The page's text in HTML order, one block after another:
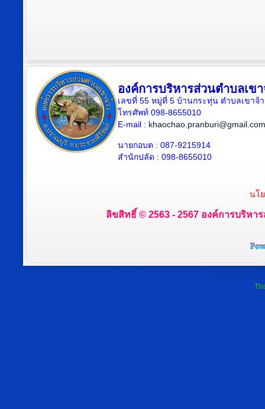
องค์การบริหารส่วนตำบลเข
เลขที่ 55 หมู่ที่ 5 บ้านกระทุ่น ตำบลเขาจ้
โทรศัพท์ 098-8655010
E-mail : khaochao.pranburi@gmail.com
นายกอบต : 087-9215914
สำนักปลัด : 098-8655010
นโ
ลิขสิทธิ์ © 2563 - 2567 องค์การบริหา